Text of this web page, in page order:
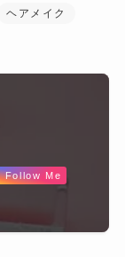
ヘアメイク
Follow Me